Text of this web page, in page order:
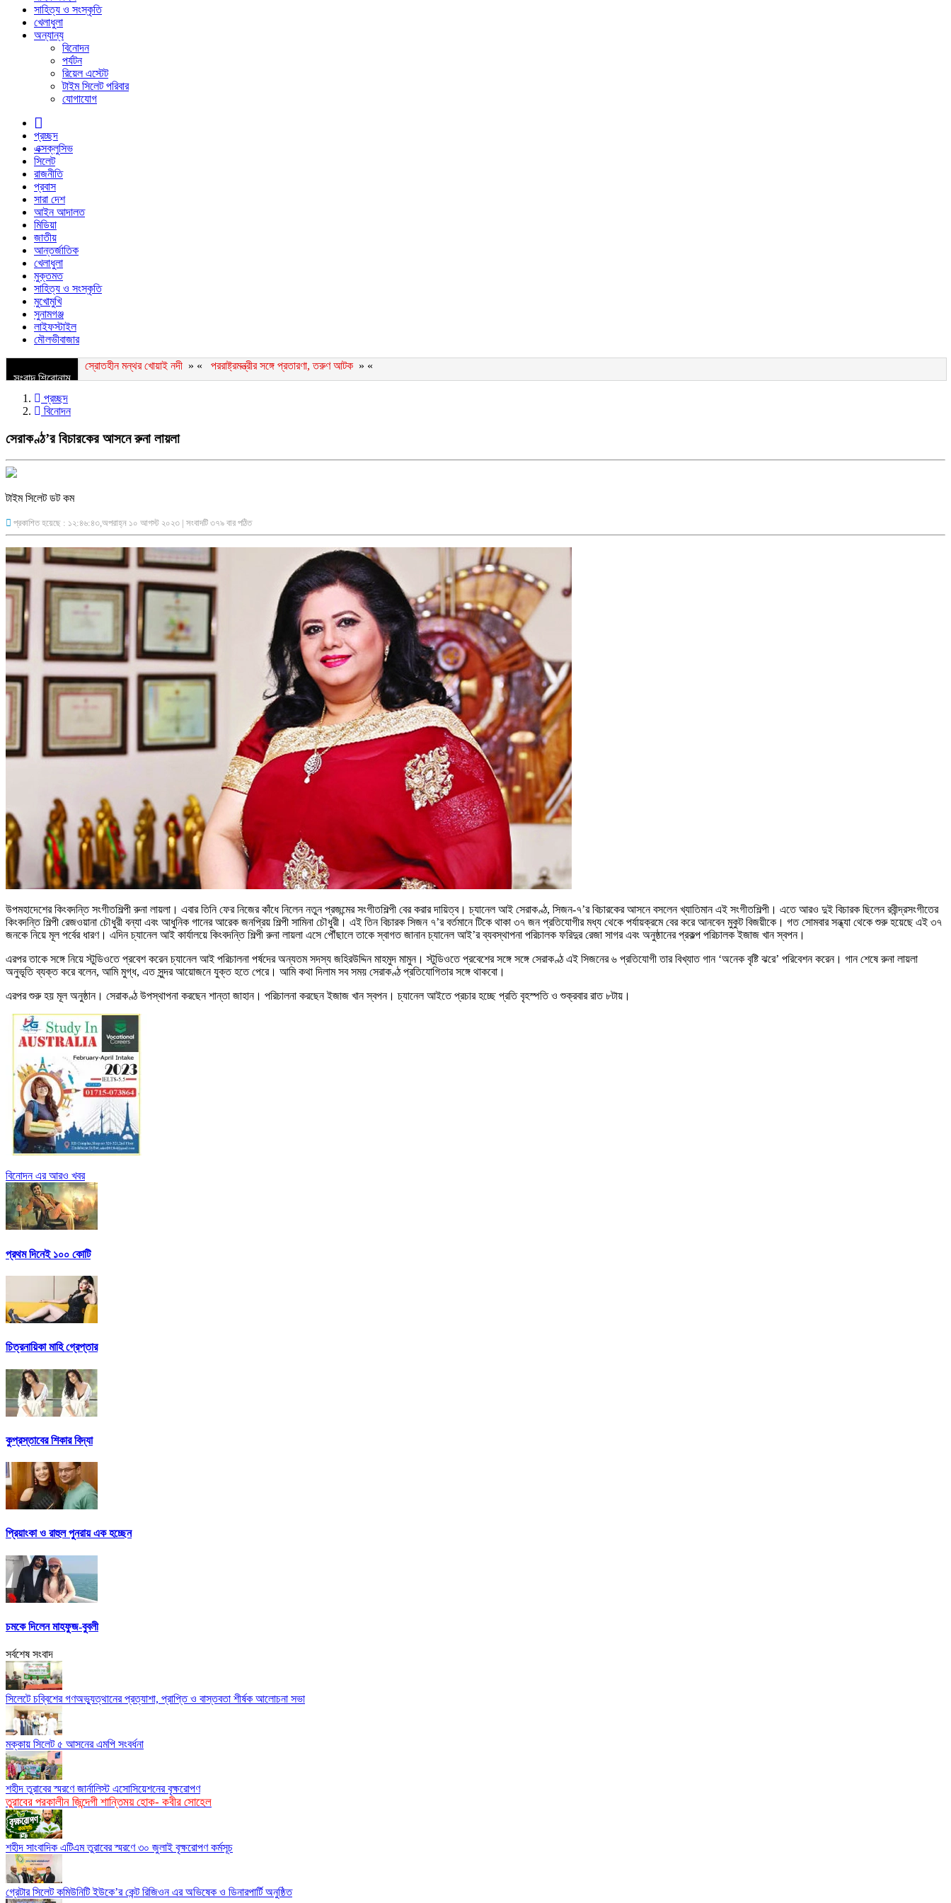
সাহিত্য ও সংস্কৃতি
খেলাধুলা
অন্যান্য
বিনোদন
পর্যটন
রিয়েল এস্টেট
টাইম সিলেট পরিবার
যোগাযোগ
প্রচ্ছদ
এক্সক্লুসিভ
সিলেট
রাজনীতি
প্রবাস
সারা দেশ
আইন আদালত
মিডিয়া
জাতীয়
আন্তর্জাতিক
খেলাধুলা
মুক্তমত
সাহিত্য ও সংস্কৃতি
মুখোমুখি
সুনামগঞ্জ
লাইফস্টাইল
মৌলভীবাজার
সংবাদ শিরোনাম
স্রোতহীন মন্থর খোয়াই নদী » « পররাষ্ট্রমন্ত্রীর সঙ্গে প্রতারণা, তরুণ আটক » «
প্রচ্ছদ
বিনোদন
সেরাকণ্ঠ’র বিচারকের আসনে রুনা লায়লা
টাইম সিলেট ডট কম
প্রকাশিত হয়েছে : ১২:৪৬:৪৩,অপরাহ্ন ১০ আগস্ট ২০২৩ | সংবাদটি ৩৭৯ বার পঠিত
উপমহাদেশের কিংবদন্তি সংগীতশিল্পী রুনা লায়লা। এবার তিনি ফের নিজের কাঁধে নিলেন নতুন প্রজন্মের সংগীতশিল্পী বের করার দায়িত্ব। চ্যানেল আই সেরাকণ্ঠ, সিজন-৭’র বিচারকের আসনে বসলেন খ্যাতিমান এই সংগীতশিল্পী। এতে আরও দুই বিচারক ছিলেন রবীন্দ্রসংগীতের
কিংবদন্তি শিল্পী রেজওয়ানা চৌধুরী বন্যা এবং আধুনিক গানের আরেক জনপ্রিয় শিল্পী সামিনা চৌধুরী। এই তিন বিচারক সিজন ৭’র বর্তমানে টিকে থাকা ৩৭ জন প্রতিযোগীর মধ্য থেকে পর্যায়ক্রমে বের করে আনবেন মুকুট বিজয়ীকে। গত সোমবার সন্ধ্যা থেকে শুরু হয়েছে এই ৩৭
জনকে নিয়ে মূল পর্বের ধারণ। এদিন চ্যানেল আই কার্যালয়ে কিংবদন্তি শিল্পী রুনা লায়লা এসে পৌঁছালে তাকে স্বাগত জানান চ্যানেল আই’র ব্যবস্থাপনা পরিচালক ফরিদুর রেজা সাগর এবং অনুষ্ঠানের প্রকল্প পরিচালক ইজাজ খান স্বপন।
এরপর তাকে সঙ্গে নিয়ে স্টুডিওতে প্রবেশ করেন চ্যানেল আই পরিচালনা পর্ষদের অন্যতম সদস্য জহিরউদ্দিন মাহমুদ মামুন। স্টুডিওতে প্রবেশের সঙ্গে সঙ্গে সেরাকণ্ঠ এই সিজনের ৬ প্রতিযোগী তার বিখ্যাত গান ‘অনেক বৃষ্টি ঝরে’ পরিবেশন করেন। গান শেষে রুনা লায়লা
অনুভূতি ব্যক্ত করে বলেন, আমি মুগ্ধ, এত সুন্দর আয়োজনে যুক্ত হতে পেরে। আমি কথা দিলাম সব সময় সেরাকণ্ঠ প্রতিযোগিতার সঙ্গে থাকবো।
এরপর শুরু হয় মূল অনুষ্ঠান। সেরাকণ্ঠ উপস্থাপনা করছেন শান্তা জাহান। পরিচালনা করছেন ইজাজ খান স্বপন। চ্যানেল আইতে প্রচার হচ্ছে প্রতি বৃহস্পতি ও শুক্রবার রাত ৮টায়।
বিনোদন এর আরও খবর
প্রথম দিনেই ১০০ কোটি
চিত্রনায়িকা মাহি গ্রেপ্তার
কুপ্রস্তাবের শিকার বিদ্যা
প্রিয়াংকা ও রাহুল পুনরায় এক হচ্ছেন
চমকে দিলেন মাহফুজ-বুবলী
সর্বশেষ সংবাদ
সিলেটে চব্বিশের গণঅভ্যুত্থানের প্রত্যাশা, প্রাপ্তি ও বাস্তবতা শীর্ষক আলোচনা সভা
মক্কায় সিলেট ৫ আসনের এমপি সংবর্ধনা
শহীদ তুরাবের স্মরণে জার্নালিস্ট এসোসিয়েশনের বৃক্ষরোপণ
তুরাবের পরকালীন জিন্দেগী শান্তিময় হোক- কবীর সোহেল
শহীদ সাংবাদিক এটিএম তুরাবের স্মরণে ৩০ জুলাই বৃক্ষরোপণ কর্মসূচ
গ্রেটার সিলেট কমিউনিটি ইউকে’র কেন্ট রিজিওন এর অভিষেক ও ডিনারপার্টি অনুষ্ঠিত